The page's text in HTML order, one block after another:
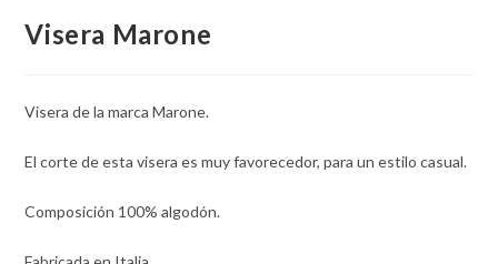
Visera Marone
Visera de la marca Marone.
El corte de esta visera es muy favorecedor, para un estilo casual.
Composición 100% algodón.